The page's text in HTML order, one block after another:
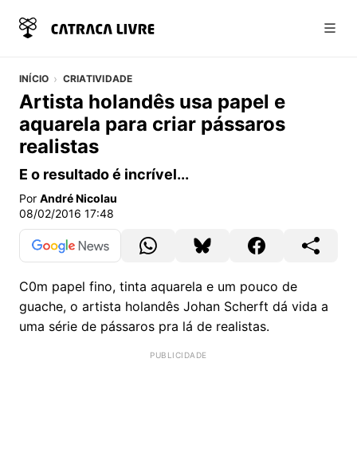
INÍCIO CRIATIVIDADE
Artista holandês usa papel e
aquarela para criar pássaros
realistas
E o resultado é incrível...
Por André Nicolau
08/02/2016 17:48
C0m papel fino, tinta aquarela e um pouco de
guache, o artista holandês Johan Scherft dá vida a
uma série de pássaros pra lá de realistas.